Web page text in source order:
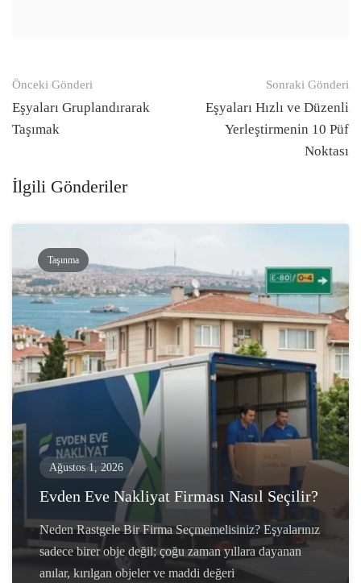
Gönderi
navigasyonu
Önceki Gönderi
Eşyaları Gruplandırarak
Taşımak
Sonraki Gönderi
Eşyaları Hızlı ve Düzenli
Yerleştirmenin 10 Püf
Noktası
İlgili Gönderiler
Taşınma
Ağustos 1, 2026
Evden Eve Nakliyat Firması Nasıl Seçilir?
Neden Rastgele Bir Firma Seçmemelisiniz? Eşyalarınız
sadece birer obje değil; çoğu zaman yıllara dayanan
anılar, kırılgan objeler ve maddi değeri